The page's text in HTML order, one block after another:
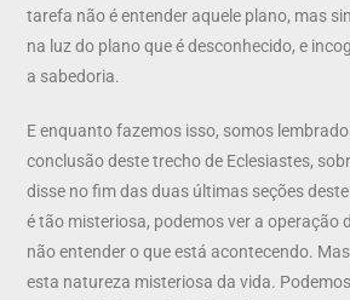
tarefa não é entender aquele plano, mas
na luz do plano que é desconhecido, e
a sabedoria.
E enquanto fazemos isso, somos
conclusão deste trecho de Eclesiastes,
disse no fim das duas últimas seções
é tão misteriosa, podemos ver a operação
não entender o que está acontecendo.
esta natureza misteriosa da vida. Podemos